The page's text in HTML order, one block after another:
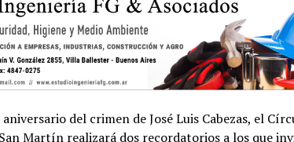
del crimen de José Luis Cabezas, el
Martín realizará dos recordatorios a los que